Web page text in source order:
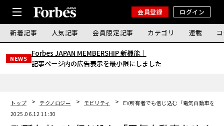
会員登録 ログイン
新着記事 人気記事 会員限定記事 カテゴリ 連載
NEWS
Forbes JAPAN MEMBERSHIP 新機能｜
記事ページ内の広告表示を最小限にしました
トップ テクノロジー モビリティ
EV所有者でも信じ込む「電気自動車をめ
2025.06.12 11:30